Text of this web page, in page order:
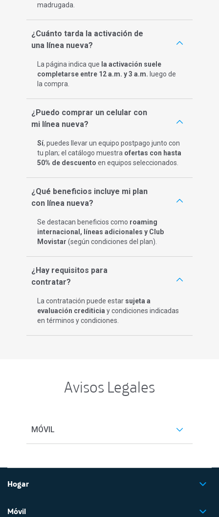
madrugada. ​
¿Cuánto tarda la activación de
una línea nueva?
La página indica que la activación suele
completarse entre 12 a.m. y 3 a.m. luego de
la compra.
¿Puedo comprar un celular con
mi línea nueva?
Sí, puedes llevar un equipo postpago junto con
tu plan; el catálogo muestra ofertas con hasta
50% de descuento en equipos seleccionados. ​
¿Qué beneficios incluye mi plan
con línea nueva?
Se destacan beneficios como roaming
internacional, líneas adicionales y Club
Movistar (según condiciones del plan).​​
¿Hay requisitos para
contratar?
La contratación puede estar sujeta a
evaluación crediticia y condiciones indicadas
en términos y condiciones.​​​
Avisos Legales
MÓVIL
Hogar
Móvil